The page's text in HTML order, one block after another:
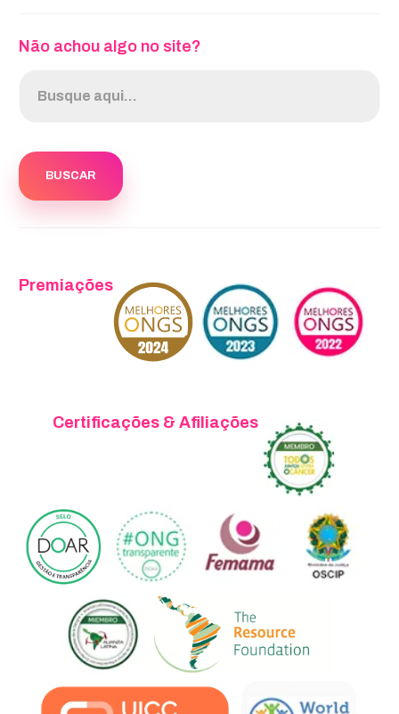
Não achou algo no site?
Premiações
Certificações & Afiliações